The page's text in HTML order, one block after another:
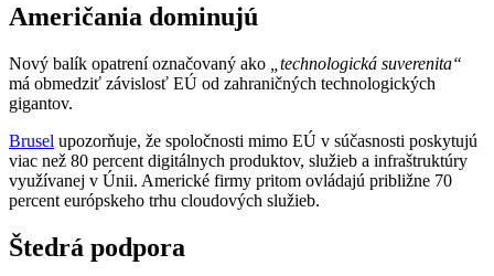
Američania dominujú
Nový balík opatrení označovaný ako
„technologická suverenita“
má obmedziť závislosť EÚ od zahraničných technologických
gigantov.
Brusel upozorňuje, že spoločnosti mimo EÚ v súčasnosti poskytujú
viac než 80 percent digitálnych produktov, služieb a infraštruktúry
využívanej v Únii. Americké firmy pritom ovládajú približne 70
percent európskeho trhu cloudových služieb.
Štedrá podpora